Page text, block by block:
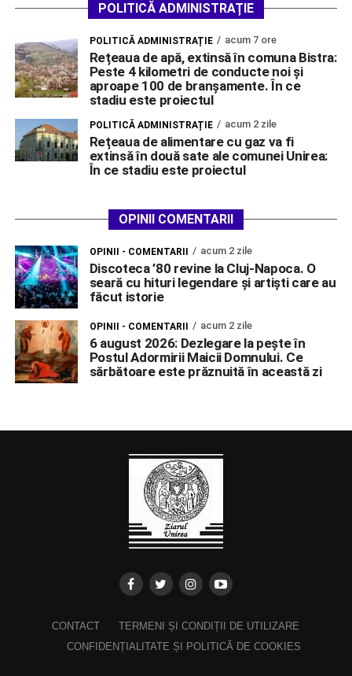
POLITICĂ ADMINISTRAȚIE
POLITICĂ ADMINISTRAȚIE acum 7 ore
Rețeaua de apă, extinsă în comuna Bistra:
Peste 4 kilometri de conducte noi și
aproape 100 de branșamente. În ce
stadiu este proiectul
POLITICĂ ADMINISTRAȚIE acum 2 zile
Rețeaua de alimentare cu gaz va fi
extinsă în două sate ale comunei Unirea:
În ce stadiu este proiectul
OPINII COMENTARII
OPINII - COMENTARII acum 2 zile
Discoteca ’80 revine la Cluj-Napoca. O
seară cu hituri legendare și artiști care au
făcut istorie
OPINII - COMENTARII acum 2 zile
6 august 2026: Dezlegare la pește în
Postul Adormirii Maicii Domnului. Ce
sărbătoare este prăznuită în această zi
CONTACT
TERMENI ȘI CONDIȚII DE UTILIZARE
CONFIDENȚIALITATE ȘI POLITICĂ DE COOKIES